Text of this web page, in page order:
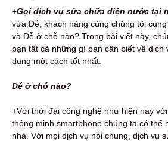
+Gọi dịch vụ sửa chữa điện nước tại
vừa Dễ, khách hàng cùng chúng tôi
và Dễ ở chỗ nào? Trong bài viết này,
bạn tất cả những gì bạn cần biết về dịch
dụng một cách tốt nhất.
Dễ ở chỗ nào?
+Với thời đại công nghệ như hiện nay
thông minh smartphone chúng ta có thể
nhà. Với mọi dịch vụ nói chung, dịch vụ